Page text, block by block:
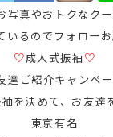
写真やおトクなク
いるのでフォロー
♡成人式振袖 ♡
達ご紹介キャンペ
を決めて、お友達
東京有名